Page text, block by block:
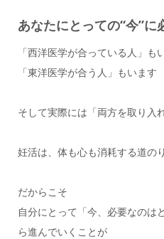
あなたにとっての“今”に
「西洋医学が合っている人」も
「東洋医学が合う人」もいます
そして実際には「両方を取り入
妊活は、体も心も消耗する道のり
だからこそ
自分にとって「今、必要なのは
ら進んでいくことが